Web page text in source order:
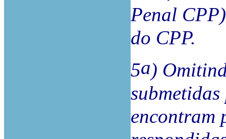
Penal
do CPP.
5a)
encontram